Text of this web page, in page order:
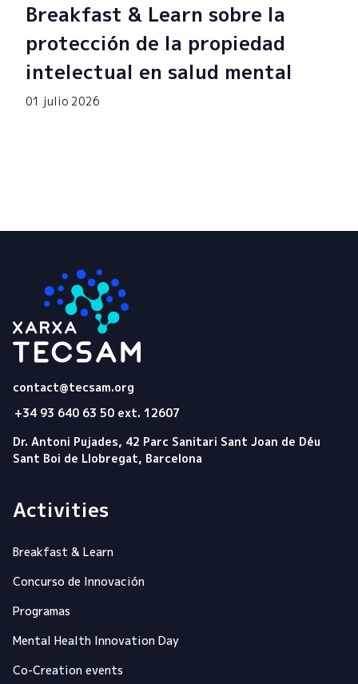
Breakfast & Learn sobre la
protección de la propiedad
intelectual en salud mental
01 julio 2026
contact@tecsam.org
+34 93 640 63 50 ext. 12607
Dr. Antoni Pujades, 42 Parc Sanitari Sant Joan de Déu
Sant Boi de Llobregat, Barcelona
Activities
Breakfast & Learn
Concurso de Innovación
Programas
Mental Health Innovation Day
Co-Creation events